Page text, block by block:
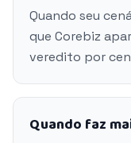
Quando seu
que Corebiz
veredito por
Quando faz